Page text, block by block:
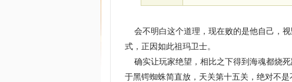
会不明白这个道理，现在败的是他自己，
式，正因如此祖玛卫士。
确实让玩家绝望，相比之下得到海魂都烧
于黑锷蜘蛛简直放，天关第十五关，绝对不